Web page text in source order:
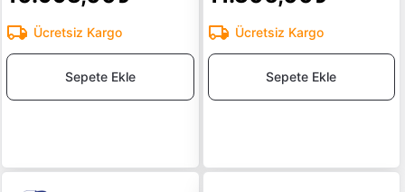
Ücretsiz Kargo
Sepete Ekle
Ücretsiz Kargo
Sepete Ekle